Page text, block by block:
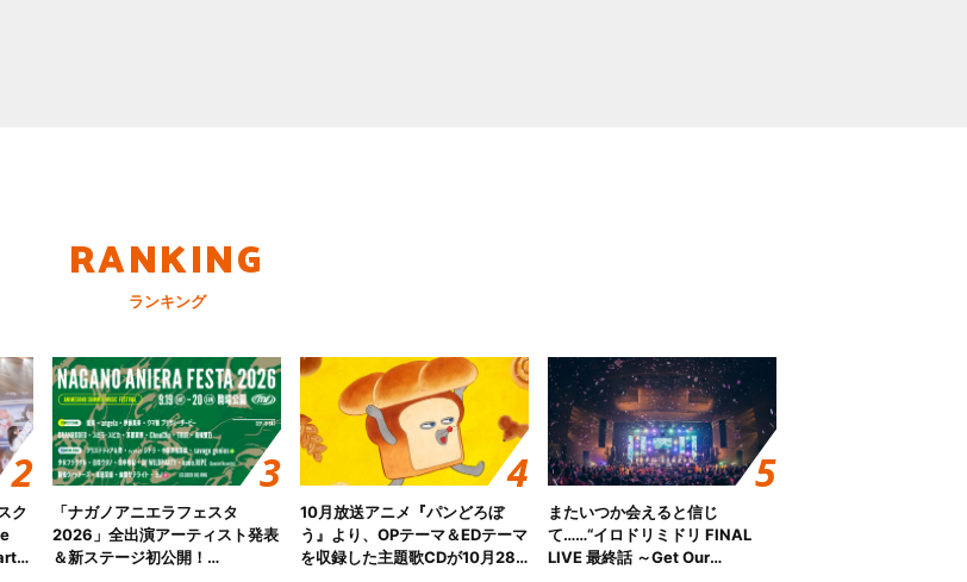
RANKING
ランキング
ク
「ナガノアニエラフェスタ
2026」全出演アーティスト発表
＆新ステージ初公開！
10月放送アニメ『パンどろぼ
う』より、OPテーマ＆EDテーマ
を収録した主題歌CDが10月28
またいつか会えると信じ
て……“イロドリミドリ FINAL
LIVE 最終話 ～Get Our